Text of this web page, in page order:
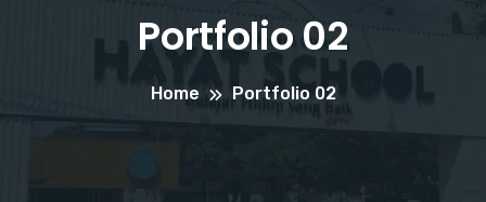
Portfolio 02
Home Portfolio 02